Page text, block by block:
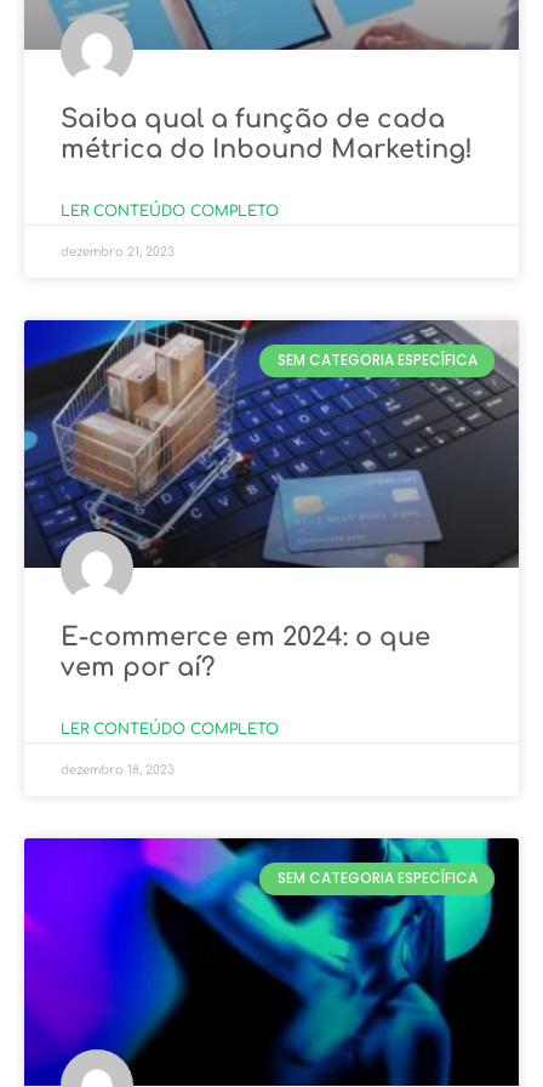
Saiba qual a função de cada
métrica do Inbound Marketing!
LER CONTEÚDO COMPLETO
dezembro 21, 2023
SEM CATEGORIA ESPECÍFICA
E-commerce em 2024: o que
vem por aí?
LER CONTEÚDO COMPLETO
dezembro 18, 2023
SEM CATEGORIA ESPECÍFICA